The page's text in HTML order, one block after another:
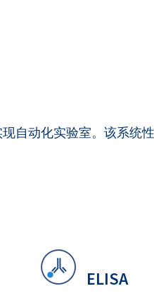
自动化实验室。该系
ELISA